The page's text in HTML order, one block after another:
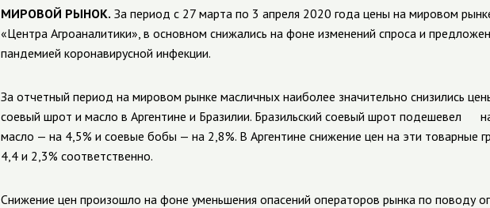
МИРОВОЙ РЫНОК. За период с 27 марта по 3 апреля 2020 года цены на мировом
«Центра Агроаналитики», в основном снижались на фоне изменений спроса и
пандемией коронавирусной инфекции.
За отчетный период на мировом рынке масличных наиболее значительно снизились
соевый шрот и масло в Аргентине и Бразилии. Бразильский соевый шрот подешевел
масло — на 4,5% и соевые бобы — на 2,8%. В Аргентине снижение цен на эти товарные
4,4 и 2,3% соответственно.
Снижение цен произошло на фоне уменьшения опасений операторов рынка по поводу